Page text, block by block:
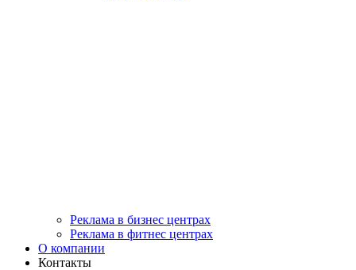
Реклама в бизнес центрах
Реклама в фитнес центрах
О компании
Контакты